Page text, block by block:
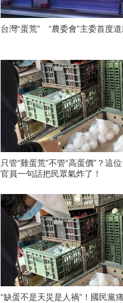
台灣“蛋荒” “農委會”主委首度道
只管“雞蛋荒”不管“高蛋價”？這
官員一句話把民眾氣炸了！
“缺蛋不是天災是人禍”！國民黨痛